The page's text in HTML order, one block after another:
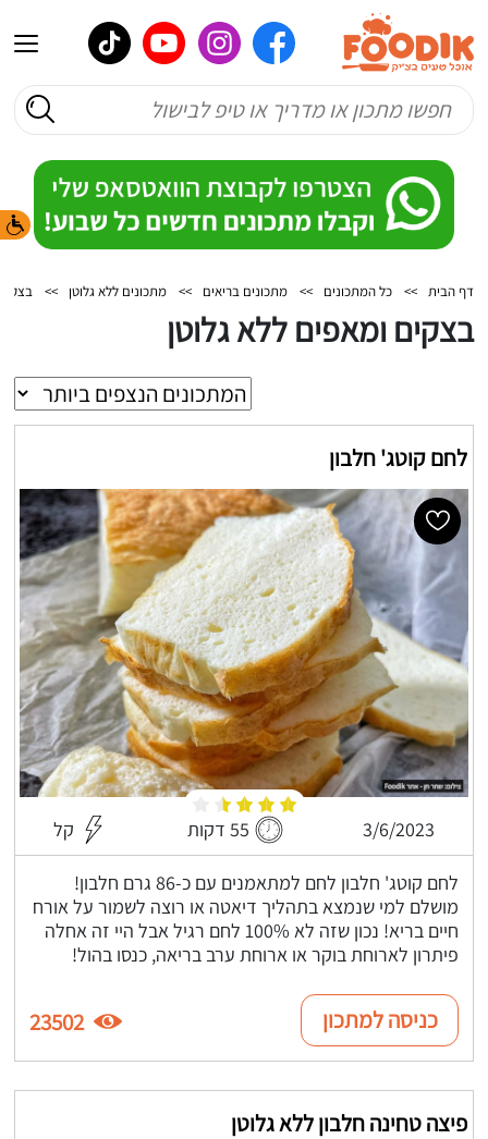
דף הבית >> כל המתכונים >> מתכונים בריאים >> מתכונים ללא גלוטן >>
בצקים ומאפים ללא גלוטן
לחם קוטג' חלבון
3/6/2023 55 דקות קל
לחם קוטג' חלבון לחם למתאמנים עם כ-86 גרם חלבון!
מושלם למי שנמצא בתהליך דיאטה או רוצה לשמור על אורח
חיים בריא! נכון שזה לא 100% לחם רגיל אבל היי זה אחלה
פיתרון לארוחת בוקר או ארוחת ערב בריאה, כנסו בהול!
כניסה למתכון 23502
פיצה טחינה חלבון ללא גלוטן